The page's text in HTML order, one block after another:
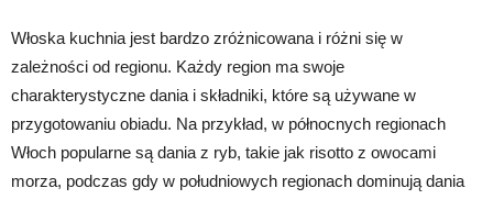
Włoska kuchnia jest bardzo zróżnicowana i różni się w
zależności od regionu. Każdy region ma swoje
charakterystyczne dania i składniki, które są używane w
przygotowaniu obiadu. Na przykład, w północnych regionach
Włoch popularne są dania z ryb, takie jak risotto z owocami
morza, podczas gdy w południowych regionach dominują dania